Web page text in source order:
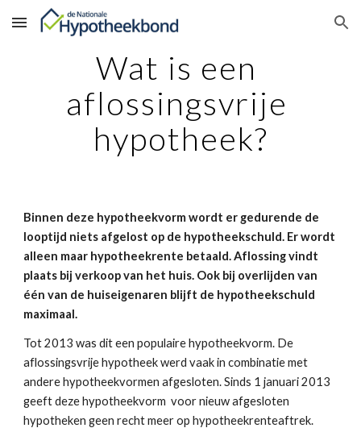
Skip to main content Skip to navigation
Wat is een
aflossingsvrije
hypotheek?
Binnen deze hypotheekvorm wordt er gedurende de
looptijd niets afgelost op de hypotheekschuld. Er wordt
alleen maar hypotheekrente betaald. Aflossing vindt
plaats bij verkoop van het huis. Ook bij overlijden van
één van de huiseigenaren blijft de hypotheekschuld
maximaal.
Tot 2013 was dit een populaire hypotheekvorm. De
aflossingsvrije hypotheek werd vaak in combinatie met
andere hypotheekvormen afgesloten. Sinds 1 januari 2013
geeft deze hypotheekvorm  voor nieuw afgesloten
hypotheken geen recht meer op hypotheekrenteaftrek.